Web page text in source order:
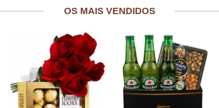
OS MAIS VENDIDOS